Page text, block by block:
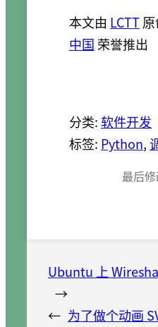
本文由 LCTT原
中国 荣誉推出
分类:软件开发
标签: Python,
最后修
Ubuntu 上
→
← 为了做个动画